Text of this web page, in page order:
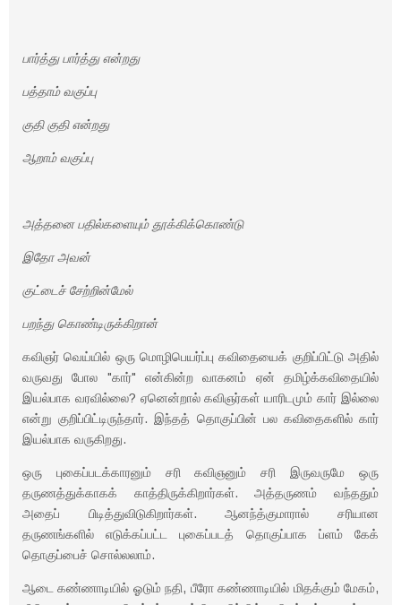
பார்த்து பார்த்து என்றது
பத்தாம் வகுப்பு
குதி குதி என்றது
ஆறாம் வகுப்பு
அத்தனை பதில்களையும் தூக்கிக்கொண்டு
இதோ அவன்
குட்டைச் சேற்றின்மேல்
பறந்து கொண்டிருக்கிறான்
கவிஞர் வெய்யில் ஒரு மொழிபெயர்ப்பு கவிதையைக் குறிப்பிட்டு அதில்
வருவது போல "கார்" என்கின்ற வாகனம் ஏன் தமிழ்க்கவிதையில்
இயல்பாக வரவில்லை? ஏனென்றால் கவிஞர்கள் யாரிடமும் கார் இல்லை
என்று குறிப்பிட்டிருந்தார். இந்தத் தொகுப்பின் பல கவிதைகளில் கார்
இயல்பாக வருகிறது.
ஒரு புகைப்படக்காரனும் சரி கவிஞனும் சரி இருவருமே ஒரு
தருணத்துக்காகக் காத்திருக்கிறார்கள். அத்தருணம் வந்ததும்
அதைப் பிடித்துவிடுகிறார்கள். ஆனந்த்குமாரால் சரியான
தருணங்களில் எடுக்கப்பட்ட புகைப்படத் தொகுப்பாக ப்ளம் கேக்
தொகுப்பைச் சொல்லலாம்.
ஆடை கண்ணாடியில் ஓடும் நதி, பீரோ கண்ணாடியில் மிதக்கும் மேகம்,